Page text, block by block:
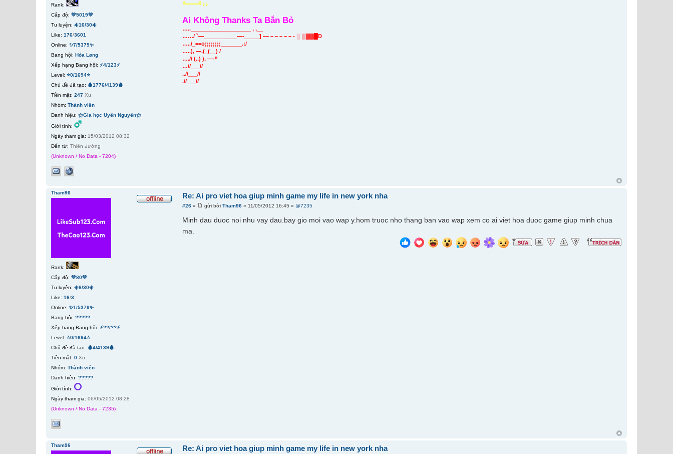
╚═══╝♪♪
Ai Không Thanks Ta Bắn Bỏ
…..____________________ , ,__
……/ `—___________—-_____] –– – – – – – - ░ ▒▓▓█D
…../_==o;;;;;;;;_______.:/
…..), —.(_(__) /
….// (..) ), —-”
…//___//
..//___//
.//___//
Rank:
Cấp độ: 💚5019💚
Tu luyện: ☀️16/30☀️
Like: 176/3601
Online: ✨7/5379✨
Bang hội: Hỏa Løng
Xếp hạng Bang hội: ⚡4/123⚡
Level: ⭐0/1694⭐
Chủ đề đã tạo: 🩸1776/4139🩸
Tiền mặt: 247 Xu
Nhóm: Thành viên
Danh hiệu: ⚝Gia học Uyên Nguyên⚝
Giới tính:
Ngày tham gia: 15/03/2012 08:32
Đến từ: Thiên đường
(Unknown / No Data - 7204)
Re: Ai pro viet hoa giup minh game my life in new york nha
#26 » gửi bởiTham96 » 11/05/2012 16:45 »@7235
Minh dau duoc noi nhu vay dau.bay gio moi vao wap y.hom truoc nho thang ban vao wap xem co ai viet hoa duoc game giup minh chua
ma.
Tham96
Rank:
Cấp độ: 💚80💚
Tu luyện: ☀️6/30☀️
Like: 16/3
Online: ✨1/5379✨
Bang hội: ?????
Xếp hạng Bang hội: ⚡??/??⚡
Level: ⭐0/1694⭐
Chủ đề đã tạo: 🩸4/4139🩸
Tiền mặt: 0 Xu
Nhóm: Thành viên
Danh hiệu: ?????
Giới tính:
Ngày tham gia: 06/05/2012 08:28
(Unknown / No Data - 7235)
Re: Ai pro viet hoa giup minh game my life in new york nha
Tham96